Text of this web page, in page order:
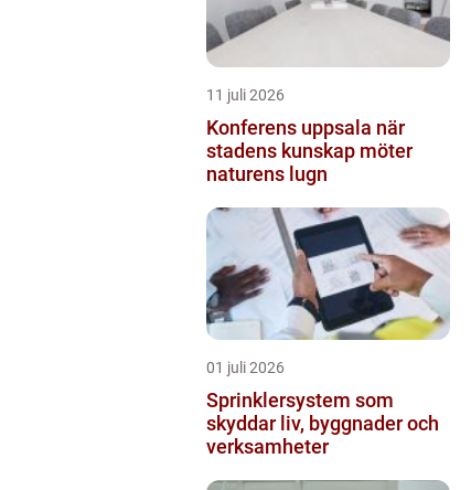
11 juli 2026
Konferens uppsala när
stadens kunskap möter
naturens lugn
01 juli 2026
Sprinklersystem som
skyddar liv, byggnader och
verksamheter